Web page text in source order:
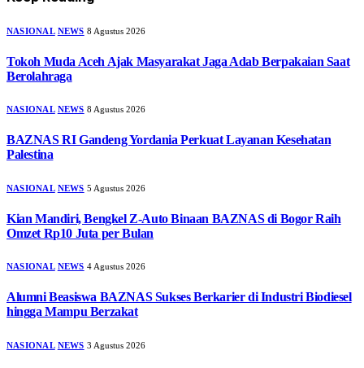
NASIONAL NEWS 8 Agustus 2026
Tokoh Muda Aceh Ajak Masyarakat Jaga Adab Berpakaian Saat
Berolahraga
NASIONAL NEWS 8 Agustus 2026
BAZNAS RI Gandeng Yordania Perkuat Layanan Kesehatan
Palestina
NASIONAL NEWS 5 Agustus 2026
Kian Mandiri, Bengkel Z-Auto Binaan BAZNAS di Bogor Raih
Omzet Rp10 Juta per Bulan
NASIONAL NEWS 4 Agustus 2026
Alumni Beasiswa BAZNAS Sukses Berkarier di Industri Biodiesel
hingga Mampu Berzakat
NASIONAL NEWS 3 Agustus 2026